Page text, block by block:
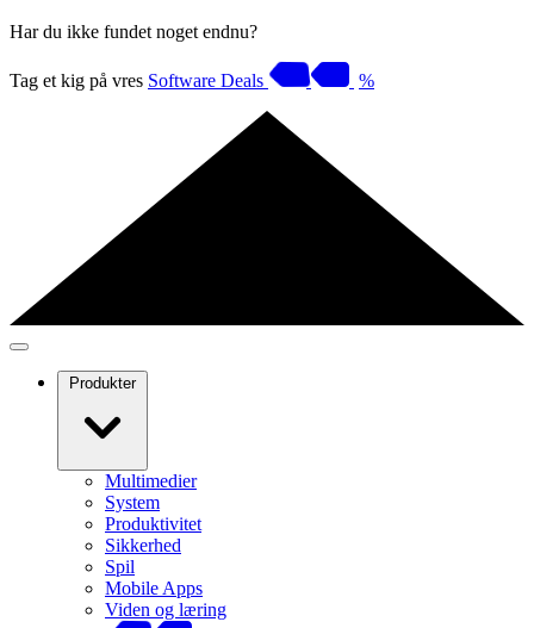
Har du ikke fundet noget endnu?
Tag et kig på vres Software Deals %
Produkter
Multimedier
System
Produktivitet
Sikkerhed
Spil
Mobile Apps
Viden og læring